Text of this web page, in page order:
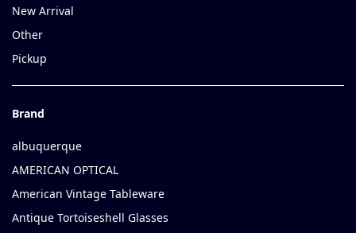
New Arrival
Other
Pickup
Brand
albuquerque
AMERICAN OPTICAL
American Vintage Tableware
Antique Tortoiseshell Glasses